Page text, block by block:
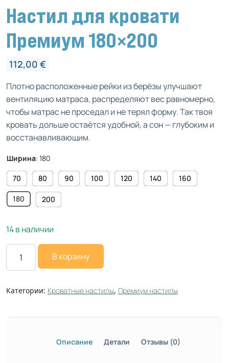
Настил для кровати
Премиум 180×200
112,00 €
Плотно расположенные рейки из берёзы улучшают
вентиляцию матраса, распределяют вес равномерно,
чтобы матрас не проседал и не терял форму. Так твоя
кровать дольше остаётся удобной, а сон — глубоким и
восстанавливающим.
Ширина: 180
70 80 90 100 120 140 160
180 200
14 в наличии
В корзину
Категории: Кроватные настилы, Премиум настилы
Описание Детали Отзывы (0)